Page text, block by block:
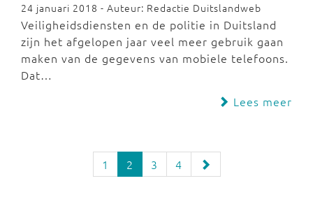
24 januari 2018 - Auteur: Redactie Duitslandweb
Veiligheidsdiensten en de politie in Duitsland
zijn het afgelopen jaar veel meer gebruik gaan
maken van de gegevens van mobiele telefoons.
Dat…
Lees meer
1 2 3 4